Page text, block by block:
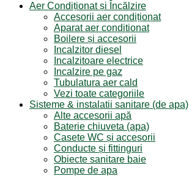
Aer Condiționat și Încălzire
Accesorii aer condiționat
Aparat aer conditionat
Boilere și accesorii
Incalzitor diesel
Incalzitoare electrice
Incalzire pe gaz
Tubulatura aer cald
Vezi toate categoriile
Sisteme & instalatii sanitare (de apa)
Alte accesorii apă
Baterie chiuveta (apa)
Casete WC și accesorii
Conducte și fittinguri
Obiecte sanitare baie
Pompe de apa